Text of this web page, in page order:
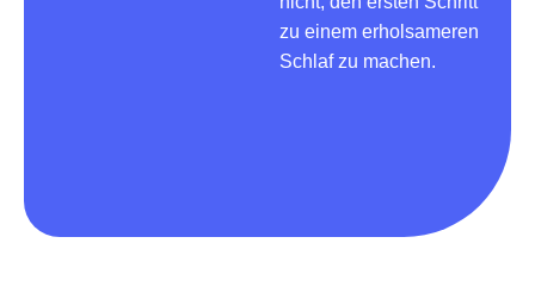
zu einem erholsameren
Schlaf zu machen.